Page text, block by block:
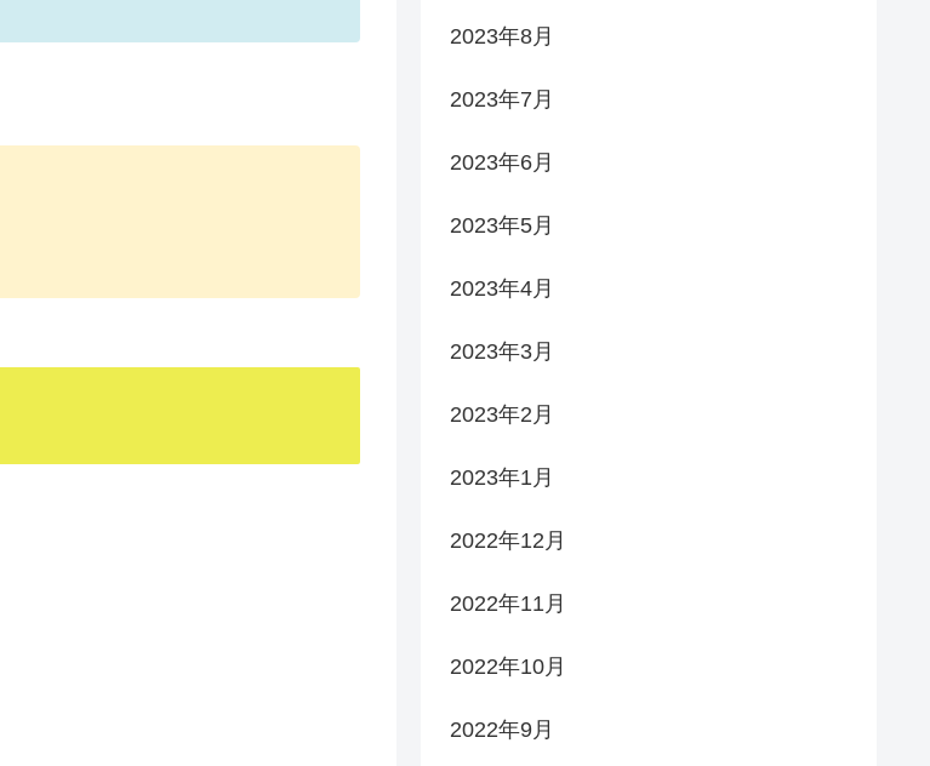
2023年8月
2023年7月
2023年6月
2023年5月
2023年4月
2023年3月
2023年2月
2023年1月
2022年12月
2022年11月
2022年10月
2022年9月